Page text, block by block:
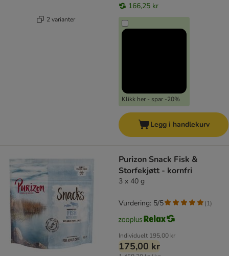
2 varianter
166,25 kr
Klikk her - spar -20%
Legg i handlekurv
Purizon Snack Fisk &
Storfekjøtt - kornfri
3 x 40 g
Individuelt 195,00 kr
175,00 kr
Vurdering: 5/5 (1)